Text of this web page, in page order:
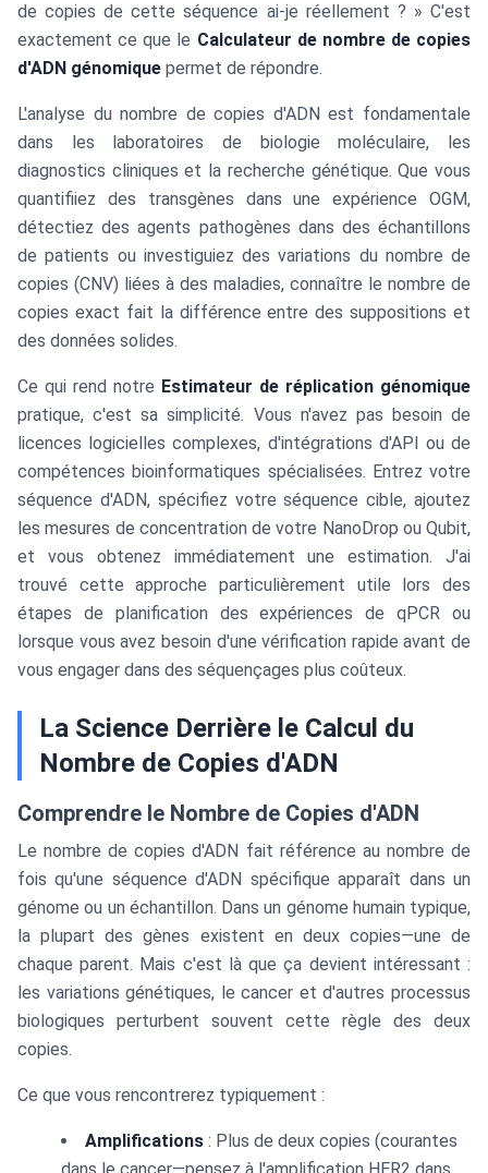
de copies de cette séquence ai-je réellement ? » C'est
exactement ce que le Calculateur de nombre de copies
d'ADN génomique permet de répondre.
L'analyse du nombre de copies d'ADN est fondamentale
dans les laboratoires de biologie moléculaire, les
diagnostics cliniques et la recherche génétique. Que vous
quantifiiez des transgènes dans une expérience OGM,
détectiez des agents pathogènes dans des échantillons
de patients ou investiguiez des variations du nombre de
copies (CNV) liées à des maladies, connaître le nombre de
copies exact fait la différence entre des suppositions et
des données solides.
Ce qui rend notre Estimateur de réplication génomique
pratique, c'est sa simplicité. Vous n'avez pas besoin de
licences logicielles complexes, d'intégrations d'API ou de
compétences bioinformatiques spécialisées. Entrez votre
séquence d'ADN, spécifiez votre séquence cible, ajoutez
les mesures de concentration de votre NanoDrop ou Qubit,
et vous obtenez immédiatement une estimation. J'ai
trouvé cette approche particulièrement utile lors des
étapes de planification des expériences de qPCR ou
lorsque vous avez besoin d'une vérification rapide avant de
vous engager dans des séquençages plus coûteux.
La Science Derrière le Calcul du
Nombre de Copies d'ADN
Comprendre le Nombre de Copies d'ADN
Le nombre de copies d'ADN fait référence au nombre de
fois qu'une séquence d'ADN spécifique apparaît dans un
génome ou un échantillon. Dans un génome humain typique,
la plupart des gènes existent en deux copies—une de
chaque parent. Mais c'est là que ça devient intéressant :
les variations génétiques, le cancer et d'autres processus
biologiques perturbent souvent cette règle des deux
copies.
Ce que vous rencontrerez typiquement :
Amplifications : Plus de deux copies (courantes